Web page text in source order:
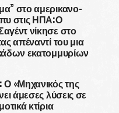
στο αμερικανο-
στις ΗΠΑ:Ο
νίκησε στο
απέναντί του μια
εκατομμυρίων
«Μηχανικός της
άμεσες λύσεις σε
κτίρια